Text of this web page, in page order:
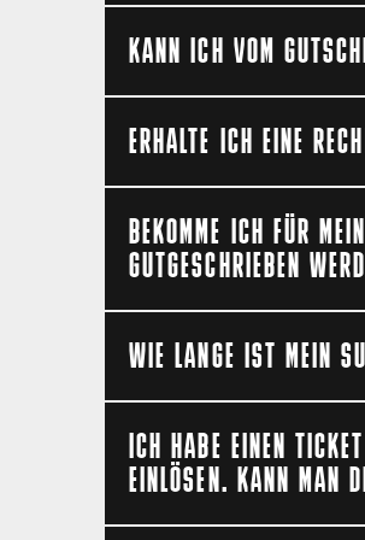
Ein Umtausch von
KANN ICH VOM
Ja – innerhalb von 14
um den Rücktritt und
Kulanzerstattung.
ERHALTE ICH EINE
Eine Rechnung wird
angefordert werden.
BEKOMME ICH FÜR
GUTGESCHRIEBEN
Bei einem Kauf von
gutgeschrieben werden.
gesammelt werden.
WIE LANGE IST MEIN
Die Gutscheincodes der
ICH HABE EINEN
EINLÖSEN. KANN MAN